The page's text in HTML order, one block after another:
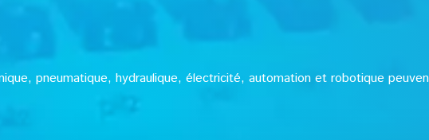
pneumatique, hydraulique, électricité, automation et robotique